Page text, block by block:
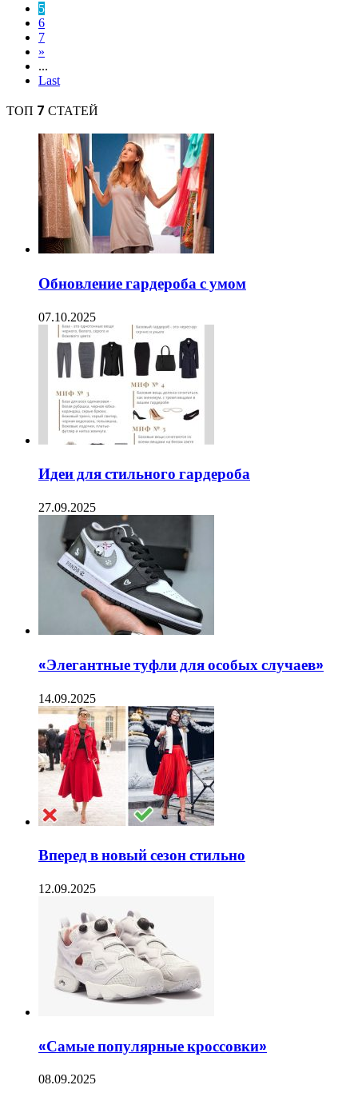
5
6
7
»
...
Last
ТОП 7 СТАТЕЙ
Обновление гардероба с умом
07.10.2025
Идеи для стильного гардероба
27.09.2025
«Элегантные туфли для особых случаев»
14.09.2025
Вперед в новый сезон стильно
12.09.2025
«Самые популярные кроссовки»
08.09.2025